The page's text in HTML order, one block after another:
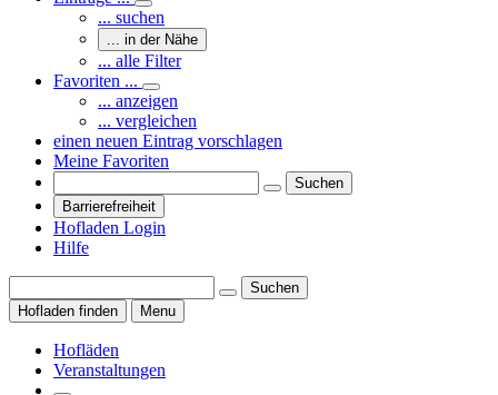
... suchen
... in der Nähe
... alle Filter
Favoriten ...
... anzeigen
... vergleichen
einen neuen Eintrag vorschlagen
Meine Favoriten
Suchen
Barrierefreiheit
Hofladen Login
Hilfe
Suchen
Hofladen finden
Menu
Hofläden
Veranstaltungen